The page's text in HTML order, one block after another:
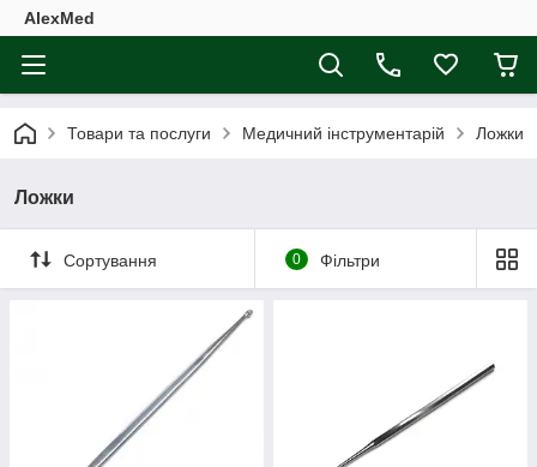
AlexMed
Товари та послуги Медичний інструментарій Ложки
Ложки
Сортування 0 Фільтри